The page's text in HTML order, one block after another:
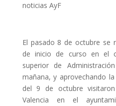
noticias AyF
El pasado 8 de octubre se
de inicio de curso en el
superior de
mañana, y aprovechando
del 9 de octubre
Valencia en el